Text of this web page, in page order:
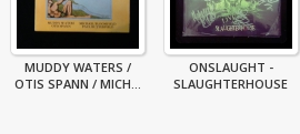
MUDDY WATERS /
OTIS SPANN / MICH...
ONSLAUGHT -
SLAUGHTERHOUSE